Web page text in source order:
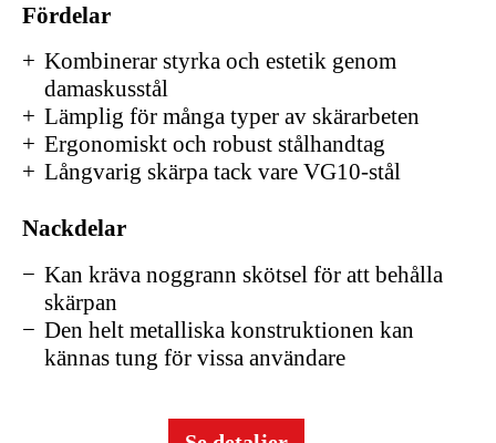
Fördelar
Kombinerar styrka och estetik genom
damaskusstål
Lämplig för många typer av skärarbeten
Ergonomiskt och robust stålhandtag
Långvarig skärpa tack vare VG10-stål
Nackdelar
Kan kräva noggrann skötsel för att behålla
skärpan
Den helt metalliska konstruktionen kan
kännas tung för vissa användare